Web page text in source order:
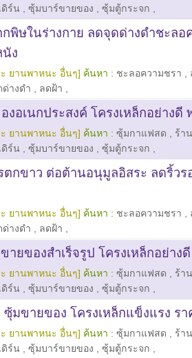
ดิร์น
ซุ้มบาร์ขายของ ซุ้มตู้กระจก
กพิษในร่างกาย ลดจุดด่างดำชะลอ
นัง
ยานพาหนะ อื่นๆ] ค้นหา : ชะลอความชรา
างดำ ลดฝ้า
งอเนกประสงค์ โครงเหล็กอย่างดี
ยานพาหนะ อื่นๆ] ค้นหา : ซุ้มกาแฟสด
ร้า
ดิร์น
ซุ้มบาร์ขายของ ซุ้มตู้กระจก
ตกขาว ต่อต้านอนุมูลอิสระ ลดริ้วร
ยานพาหนะ อื่นๆ] ค้นหา : ชะลอความชรา
างดำ ลดฝ้า
ายของสำเร็จรูป โครงเหล็กอย่าง
ยานพาหนะ อื่นๆ] ค้นหา : ซุ้มกาแฟสด
ร้า
ดิร์น
ซุ้มบาร์ขายของ ซุ้มตู้กระจก
มขายของ โครงเหล็กแข็งแรง รา
ยานพาหนะ อื่นๆ] ค้นหา : ซุ้มกาแฟสด
ร้า
ดิร์น
ซุ้มบาร์ขายของ ซุ้มตู้กระจก